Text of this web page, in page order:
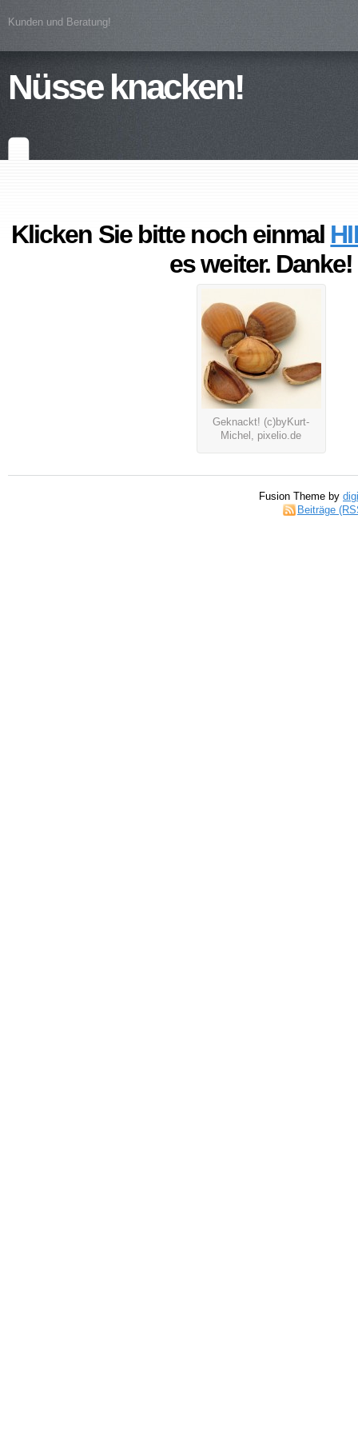
Kunden und Beratung!
Nüsse knacken!
Klicken Sie bitte noch einmal
es weiter. Danke!
Geknackt! (c)byKurt-
Michel, pixelio.de
Fusion Theme by
Beiträge